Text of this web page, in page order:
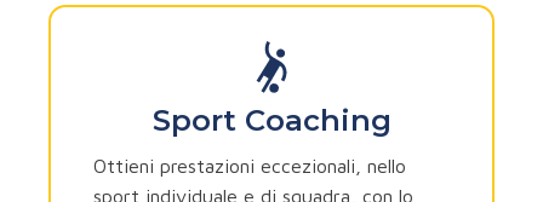
Sport Coaching
Ottieni prestazioni eccezionali, nello
sport individuale e di squadra, con lo